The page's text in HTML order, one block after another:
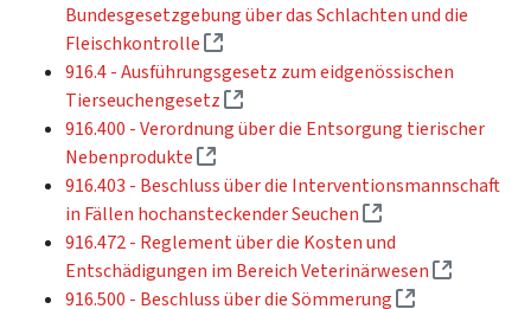
Bundesgesetzgebung über das Schlachten und die
Fleischkontrolle
(Externer Link)
916.4 - Ausführungsgesetz zum eidgenössischen
Tierseuchengesetz
(Externer Link)
916.400 - Verordnung über die Entsorgung tierischer
Nebenprodukte
(Externer Link)
916.403 - Beschluss über die Interventionsmannschaft
in Fällen hochansteckender Seuchen
(Externer Link)
916.472 - Reglement über die Kosten und
Entschädigungen im Bereich Veterinärwesen
916.500 - Beschluss über die Sömmerung
(Externer